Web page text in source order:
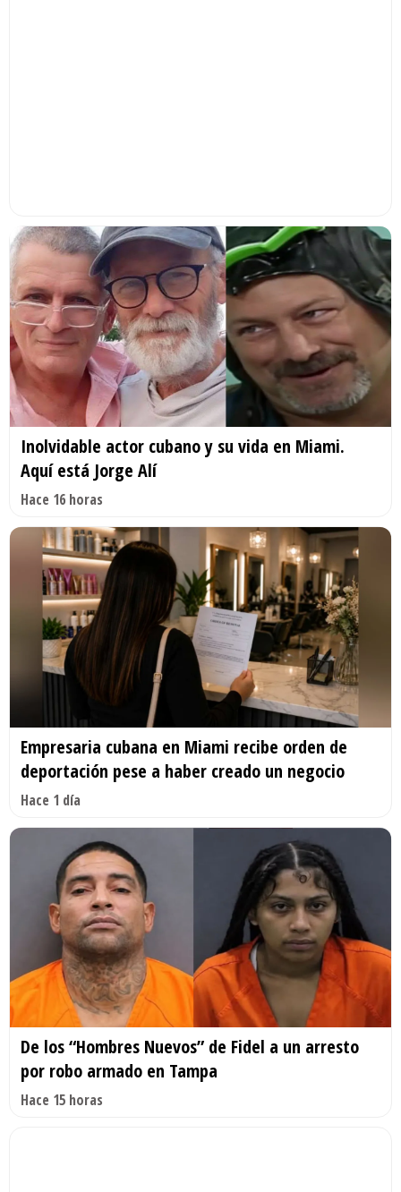
Inolvidable actor cubano y su vida en Miami.
Aquí está Jorge Alí
Hace 16 horas
Empresaria cubana en Miami recibe orden de
deportación pese a haber creado un negocio
Hace 1 día
De los “Hombres Nuevos” de Fidel a un arresto
por robo armado en Tampa
Hace 15 horas